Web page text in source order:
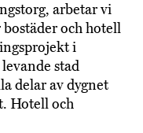
arbetar vi
och hotell
i
stad
delar av dygnet
Hotell och